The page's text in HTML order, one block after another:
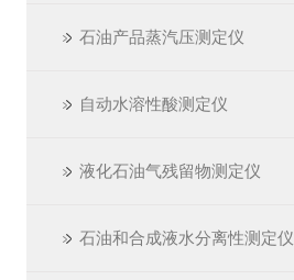
石油产品蒸汽压测定仪
自动水溶性酸测定仪
液化石油气残留物测定仪
石油和合成液水分离性测定仪